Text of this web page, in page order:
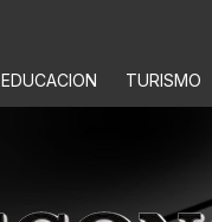
EDUCACION TURISMO